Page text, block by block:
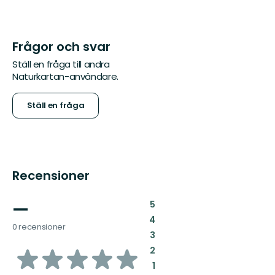
Frågor och svar
Ställ en fråga till andra
Naturkartan-användare.
Ställ en fråga
Recensioner
—
0 recensioner
av
5:
4:
3:
2:
1: